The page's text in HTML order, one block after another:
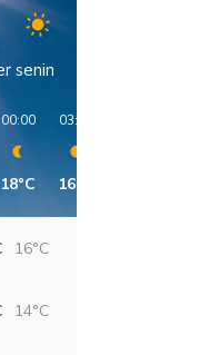
senin
00:00
18°C
03:00
16°C
16°C
14°C